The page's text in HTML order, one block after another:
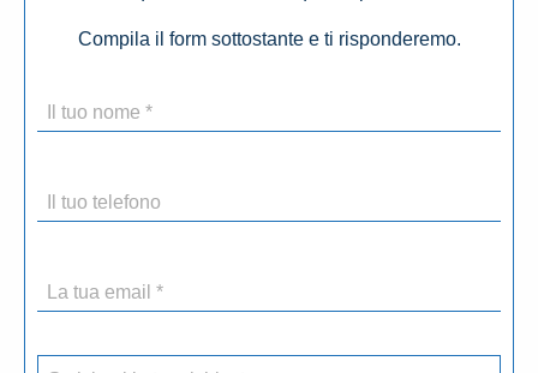
Compila il form sottostante e ti risponderemo.